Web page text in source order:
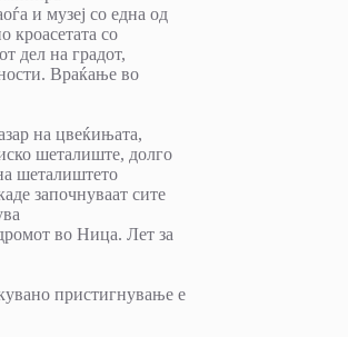
и музеј со една од
кроасетата со
дел на градот,
Враќање во
на цвеќињата,
шеталиште, долго
шеталиштето
започнуваат сите
во Ница. Лет за
пристигнување е